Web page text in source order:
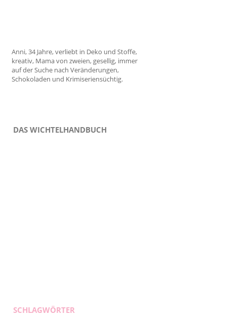
Anni, 34 Jahre, verliebt in Deko und Stoffe,
kreativ, Mama von zweien, gesellig, immer
auf der Suche nach Veränderungen,
Schokoladen und Krimiseriensüchtig.
DAS WICHTELHANDBUCH
SCHLAGWÖRTER